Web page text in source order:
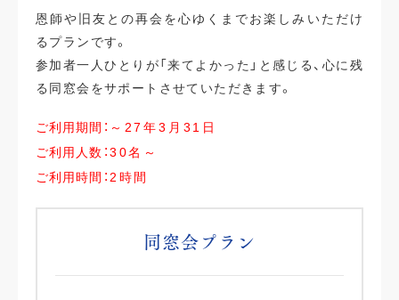
恩師や旧友との再会を心ゆくまでお楽しみいただけ
るプランです。
参加者一人ひとりが「来てよかった」と感じる、心に残
る同窓会をサポートさせていただきます。
ご利用期間： ～27年3月31日
ご利用人数：30名～
ご利用時間：2時間
同窓会プラン